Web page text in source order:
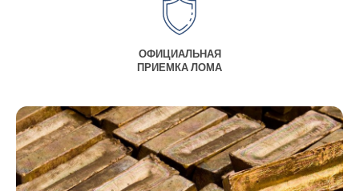
ОФИЦИАЛЬНАЯ
ПРИЕМКА ЛОМА